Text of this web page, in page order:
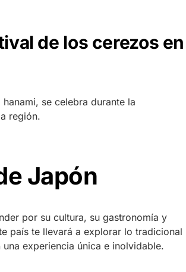
de los cerezos en
se celebra durante la
región.
Japón
por su cultura, su gastronomía y
país te llevará a explorar lo tradicional
experiencia única e inolvidable.